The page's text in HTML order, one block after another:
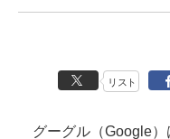
リスト
グーグル（Google）